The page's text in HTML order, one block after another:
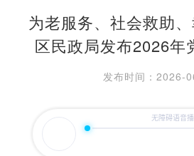
为老服务、社会救助
区民政局发布2026年
发布时间：2026-